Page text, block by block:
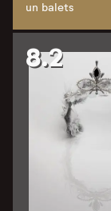
un balets
8.2